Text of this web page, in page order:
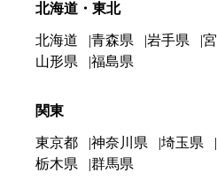
北海道・東北
北海道 青森県 岩手県
山形県
福島県
関東
東京都 神奈川県 埼玉県
栃木県
群馬県